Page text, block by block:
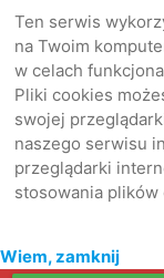
Ten serwis
na Twoim
w celach
Pliki cookies
swojej
naszego serwisu
przeglądarki
stosowania plików
Wiem, zamknij